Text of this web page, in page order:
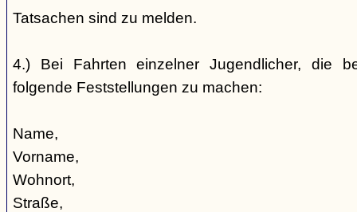
Tatsachen sind zu melden.
4.) Bei Fahrten einzelner Jugendlicher, die
folgende Feststellungen zu machen:
Name,
Vorname,
Wohnort,
Straße,